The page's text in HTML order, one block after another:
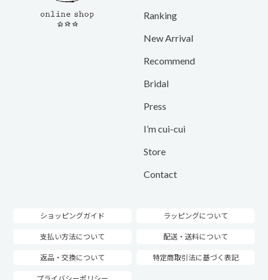
Ranking
New Arrival
Recommend
Bridal
Press
I’m cui-cui
Store
Contact
ショッピングガイド ラッピングについて
支払い方法について 配送・送料について
返品・交換について 特定商取引法に基づく表記